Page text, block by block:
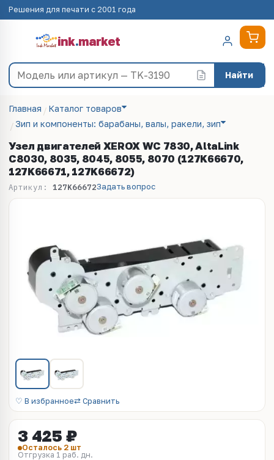
Решения для печати с 2001 года
ink.market
Найти
Главная
Каталог товаров
Зип и компоненты: барабаны, валы, ракели, зип
Узел двигателей XEROX WC 7830, AltaLink
C8030, 8035, 8045, 8055, 8070 (127K66670,
127K66671, 127K66672)
Артикул: 127K66672Задать вопрос
♡ В избранное⇄ Сравнить
3 425 ₽
Осталось 2 шт
Отгрузка 1 раб. дн.